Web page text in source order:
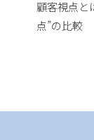
顧客視点と
点”の比較